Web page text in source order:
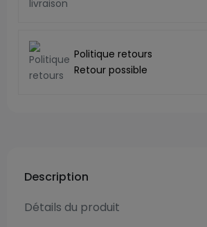
Politique retours
Retour possible
Description
Détails du produit